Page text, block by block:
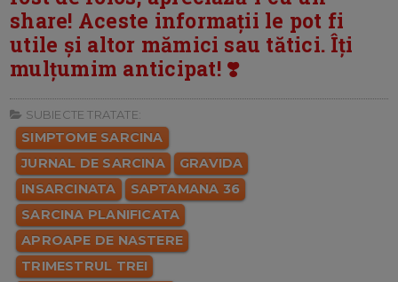
share! Aceste informații le pot fi
utile și altor mămici sau tătici. Îți
mulțumim anticipat! ❣️
SUBIECTE TRATATE:
SIMPTOME SARCINA
JURNAL DE SARCINA
GRAVIDA
INSARCINATA
SAPTAMANA 36
SARCINA PLANIFICATA
APROAPE DE NASTERE
TRIMESTRUL TREI